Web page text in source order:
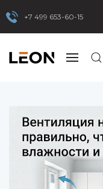
+7 499 653-60-15